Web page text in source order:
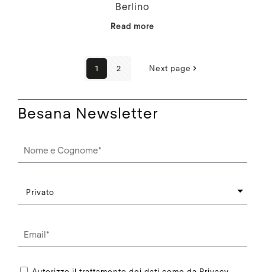
Berlino
Read more
1 2 Next page
Besana Newsletter